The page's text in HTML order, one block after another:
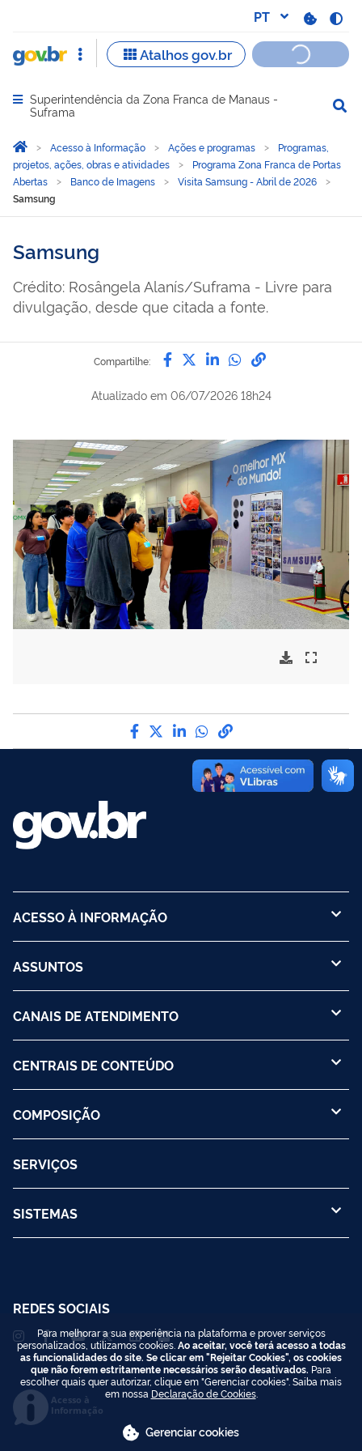
Abrir menu principal de navegação
Superintendência da Zona Franca de Manaus -
Suframa
Você está aqui:
Página Inicial
Acesso à Informação Ações e programas
Programas,
projetos, ações, obras e atividades
Programa Zona Franca de Portas
Abertas
Banco de Imagens
Visita Samsung - Abril de 2026
Samsung
Samsung
Crédito: Rosângela Alanís/Suframa - Livre para
divulgação, desde que citada a fonte.
Compartilhe: Compartilhe por Facebook
Compartilhe por Twitter
Compartilhe por
Compartilhe
link para
Atualizado em 06/07/2026 18h24
Compartilhe por Facebook
Compartilhe por Twitter
Compartilhe por
Compartilhe por
link para Copiar
ACESSO À INFORMAÇÃO
ASSUNTOS
CANAIS DE ATENDIMENTO
CENTRAIS DE CONTEÚDO
COMPOSIÇÃO
SERVIÇOS
SISTEMAS
REDES SOCIAIS
Acesso à
Informação
Para melhorar a sua experiência na plataforma e prover serviços
personalizados, utilizamos cookies. Ao aceitar, você terá acesso a todas
as funcionalidades do site. Se clicar em "Rejeitar Cookies", os cookies
que não forem estritamente necessários serão desativados. Para
escolher quais quer autorizar, clique em "Gerenciar cookies". Saiba mais
em nossa Declaração de Cookies.
Gerenciar cookies